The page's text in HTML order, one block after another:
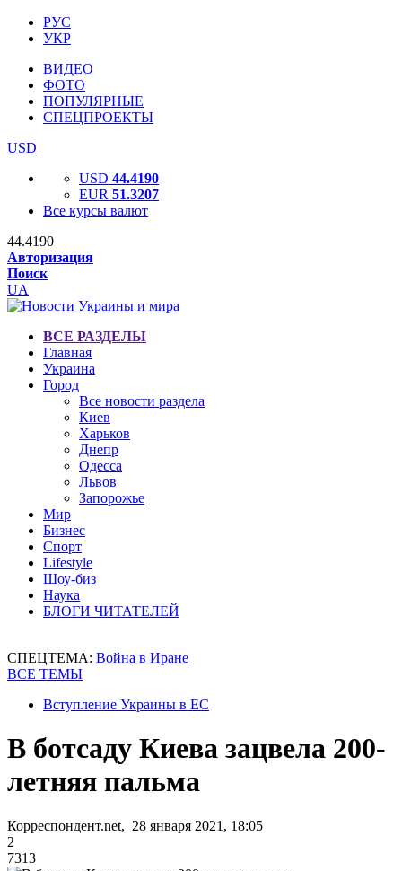
РУС
УКР
ВИДЕО
ФОТО
ПОПУЛЯРНЫЕ
СПЕЦПРОЕКТЫ
USD
USD 44.4190
EUR 51.3207
Все курсы валют
44.4190
Авторизация
Поиск
UA
ВСЕ РАЗДЕЛЫ
Главная
Украина
Город
Все новости раздела
Киев
Харьков
Днепр
Одесса
Львов
Запорожье
Мир
Бизнес
Спорт
Lifestyle
Шоу-биз
Наука
БЛОГИ ЧИТАТЕЛЕЙ
СПЕЦТЕМА: Война в Иране
ВСЕ ТЕМЫ
Вступление Украины в ЕС
В ботсаду Киева зацвела 200-
летняя пальма
Корреспондент.net, 28 января 2021, 18:05
2
7313